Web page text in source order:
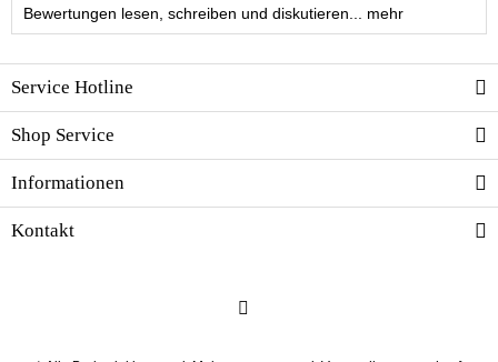
Bewertungen lesen, schreiben und diskutieren...
mehr
Service Hotline
Shop Service
Informationen
Kontakt